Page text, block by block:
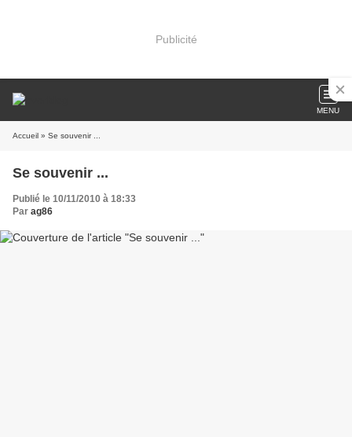
Publicité
MENU
Accueil » Se souvenir ...
Se souvenir ...
Publié le 10/11/2010 à 18:33
Par ag86